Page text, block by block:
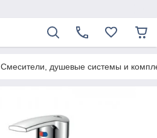
Смесители, душевые системы и